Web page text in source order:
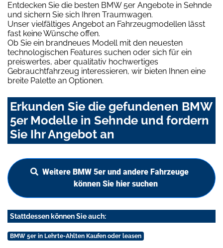
Entdecken Sie die besten BMW 5er Angebote in Sehnde
und sichern Sie sich Ihren Traumwagen.
Unser vielfältiges Angebot an Fahrzeugmodellen lässt
fast keine Wünsche offen.
Ob Sie ein brandneues Modell mit den neuesten
technologischen Features suchen oder sich für ein
preiswertes, aber qualitativ hochwertiges
Gebrauchtfahrzeug interessieren, wir bieten Ihnen eine
breite Palette an Optionen.
Erkunden Sie die gefundenen BMW
5er Modelle in Sehnde und fordern
Sie Ihr Angebot an
Weitere BMW 5er und andere Fahrzeuge
können Sie hier suchen
Stattdessen können Sie auch:
BMW 5er in Lehrte-Ahlten Kaufen oder leasen